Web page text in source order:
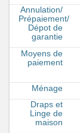
Annulation/
Prépaiement/
Dépot de
garantie
Moyens de
paiement
Ménage
Draps et
Linge de
maison